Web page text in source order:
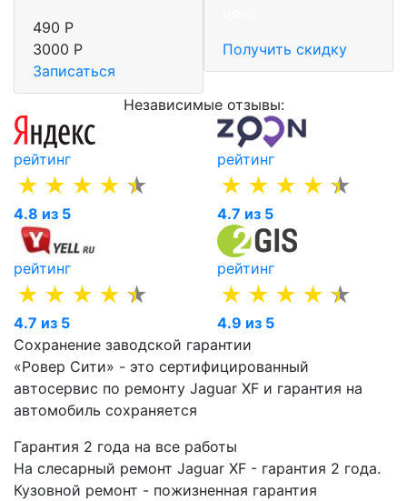
490 Р
3000 Р
Записаться
Получить скидку
Независимые отзывы:
рейтинг
4.8 из 5
рейтинг
4.7 из 5
рейтинг
4.7 из 5
рейтинг
4.9 из 5
Сохранение заводской гарантии
«Ровер Сити» - это сертифицированный
автосервис по ремонту Jaguar XF и гарантия на
автомобиль сохраняется
Гарантия 2 года на все работы
На слесарный ремонт Jaguar XF - гарантия 2 года.
Кузовной ремонт - пожизненная гарантия